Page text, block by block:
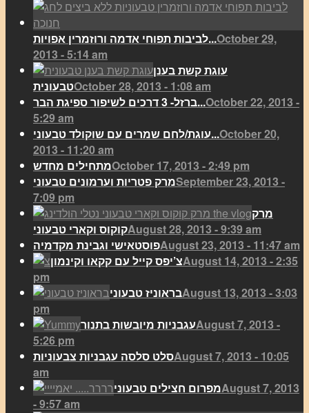
לביבות תפוחי אדמה ורוזמרין אפויות...October 29,
2013 - 5:14 am
עוגת קשת בענן
טבעוניתOctober 28, 2013 - 1:08 am
ברזל- 3 דרכים לשיפור ספיגת הבר...October 22, 2013 -
5:29 am
עוגת/לחם שמרים עם שוקולד טבעוני...October 20,
2013 - 11:20 am
מתחילים מחדשOctober 17, 2013 - 2:49 pm
מרק פטריות וערמונים טבעוניSeptember 23, 2013 -
7:09 pm
מרק
קוקוס וקארי טבעוניAugust 28, 2013 - 9:39 am
פוסטאישי וגבינת מקדמיהAugust 23, 2013 - 11:47 am
צ’יפס קייל עם קקאו וקינמוןAugust 14, 2013 - 2:35
pm
בראוניז טבעוניAugust 13, 2013 - 3:03
pm
עגבניות מיובשות בתנורAugust 7, 2013 -
5:26 pm
סלט סלסה עגבניות צבעוניותAugust 7, 2013 - 10:05
am
מפרום חצילים טבעוניAugust 7, 2013
- 9:57 am